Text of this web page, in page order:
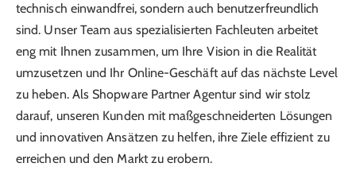
technisch einwandfrei, sondern auch benutzerfreundlich
sind. Unser Team aus spezialisierten Fachleuten arbeitet
eng mit Ihnen zusammen, um Ihre Vision in die Realität
umzusetzen und Ihr Online-Geschäft auf das nächste Level
zu heben. Als Shopware Partner Agentur sind wir stolz
darauf, unseren Kunden mit maßgeschneiderten Lösungen
und innovativen Ansätzen zu helfen, ihre Ziele effizient zu
erreichen und den Markt zu erobern.